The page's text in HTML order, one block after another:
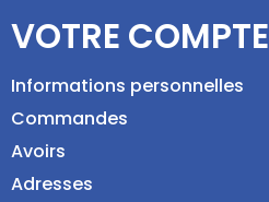
VOTRE COMPTE
Informations personnelles
Commandes
Avoirs
Adresses